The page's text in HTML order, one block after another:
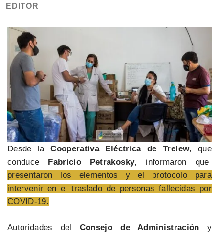
EDITOR
Desde laCooperativa Eléctrica de Trelew, que
conduce Fabricio Petrakosky, informaron que
presentaron los elementos y el protocolo para
intervenir en el traslado de personas fallecidas por
COVID-19.
Autoridades del Consejo de Administración y